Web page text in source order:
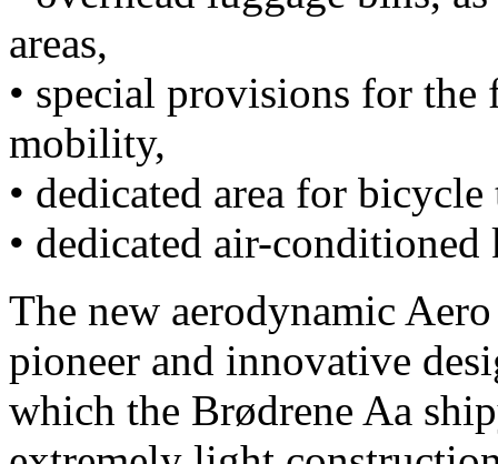
areas,
• special provisions for
mobility,
• dedicated area for
• dedicated air-conditioned
The new aerodynamic
pioneer and innovative
which the Brødrene Aa